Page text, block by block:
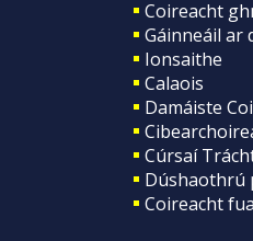
Coireacht
Gáinneáil ar
Ionsaithe
Calaois
Damáiste
Cúrsaí
Dúshaothrú
Coireacht